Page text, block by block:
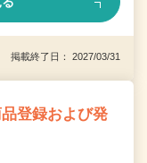
掲載終了日： 2027/03/31
登録および発